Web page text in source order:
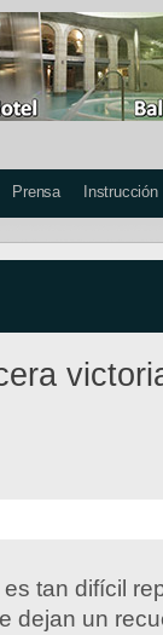
Prensa Instrucción
tan difícil
dejan un